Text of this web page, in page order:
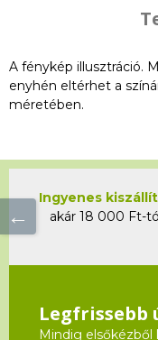
A fénykép illusztráció.
enyhén eltérhet a
méretében.
Ingyenes
akár 18 000 Ft-
Legfrissebb
Mindig elsőkézből